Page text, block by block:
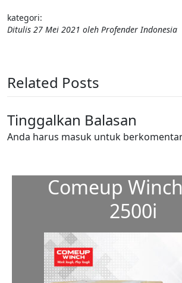
kategori:
Ditulis 27 Mei 2021 oleh Profender Indonesia
Related Posts
Tinggalkan Balasan
Anda harus masuk untuk
Comeup
2500i